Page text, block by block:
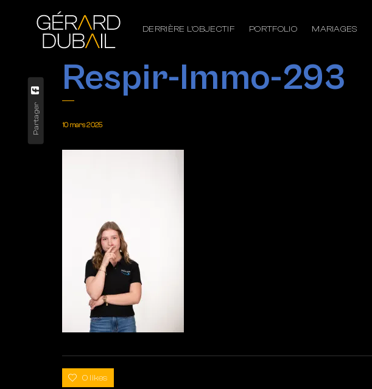
DERRIÈRE L’OBJECTIF PORTFOLIO MARIAGES
Respir-Immo-293
Partager 10 mars 2025
0 likes